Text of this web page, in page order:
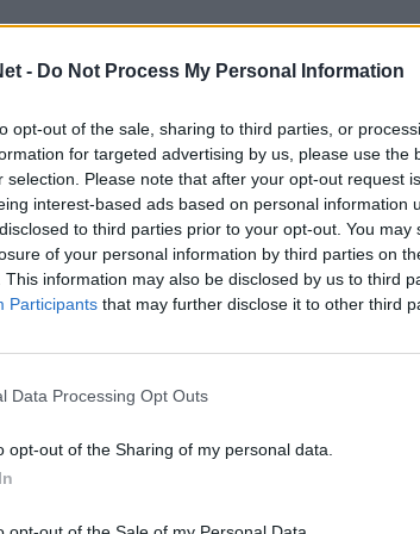
- Do Not Process My Personal Information
opt-out of the sale, sharing to third parties, or
for targeted advertising by us, please use the
selection. Please note that after your opt-out request
interest-based ads based on personal information
to third parties prior to your opt-out. You
of your personal information by third parties on
This information may also be disclosed by us to third
Participants that may further disclose it to other third
Data Processing Opt Outs
opt-out of the Sharing of my personal data.
μας στο Google
μας στα αποτελέσματα αναζήτησης
on Google
την προετοιμασία τους για το
μπορεί να υπολογίζει στις υπηρεσίες
αν θα υπάρχουν διαφοροποιήσεις στο
ο τεχνικός του
ότι το παιχνίδι είναι μείζονος
Η ομάδα πρέπει να
μην αφήσει κανένα περιθώριο στον